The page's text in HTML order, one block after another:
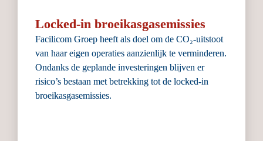
Locked-in broeikasgasemissies
Facilicom Groep heeft als doel om de CO₂-uitstoot
van haar eigen operaties aanzienlijk te verminderen.
Ondanks de geplande investeringen blijven er
risico’s bestaan met betrekking tot de locked-in
broeikasgasemissies.